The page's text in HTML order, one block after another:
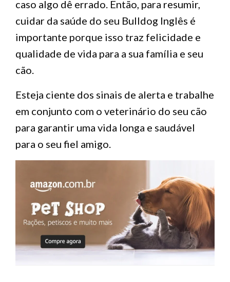
caso algo dê errado. Então, para resumir,
cuidar da saúde do seu Bulldog Inglês é
importante porque isso traz felicidade e
qualidade de vida para a sua família e seu
cão.
Esteja ciente dos sinais de alerta e trabalhe
em conjunto com o veterinário do seu cão
para garantir uma vida longa e saudável
para o seu fiel amigo.